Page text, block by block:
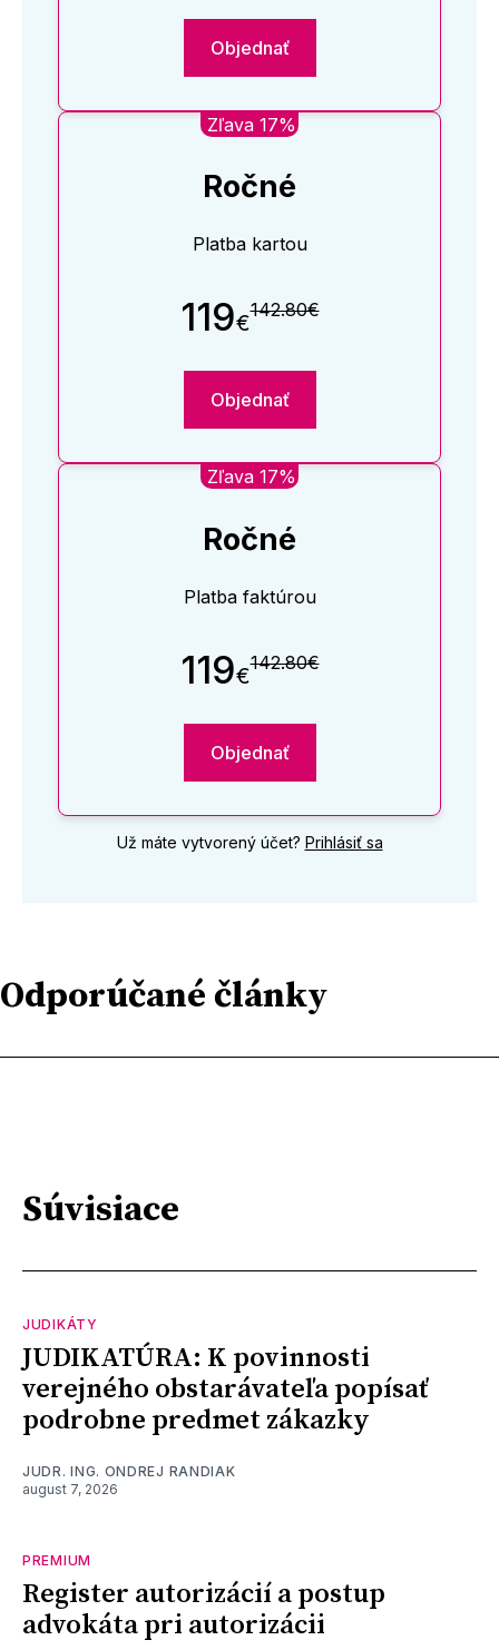
Objednať
Zľava 17%
Ročné
Platba kartou
119€142.80€
Objednať
Zľava 17%
Ročné
Platba faktúrou
119€142.80€
Objednať
Už máte vytvorený účet? Prihlásiť sa
Odporúčané články
Súvisiace
JUDIKÁTY
JUDIKATÚRA: K povinnosti
verejného obstarávateľa popísať
podrobne predmet zákazky
JUDR. ING. ONDREJ RANDIAK
august 7, 2026
PREMIUM
Register autorizácií a postup
advokáta pri autorizácii